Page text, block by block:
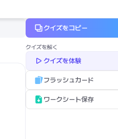
クイズをコピー
クイズを解く
クイズを体験
フラッシュカード
ワークシート保存